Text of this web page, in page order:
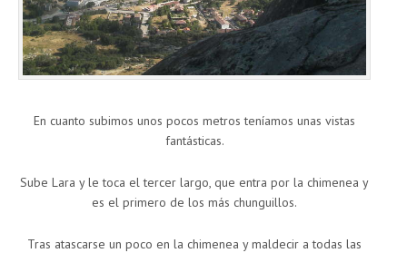
En cuanto subimos unos pocos metros teníamos unas vistas
fantásticas.
Sube Lara y le toca el tercer largo, que entra por la chimenea y
es el primero de los más chunguillos.
Tras atascarse un poco en la chimenea y maldecir a todas las